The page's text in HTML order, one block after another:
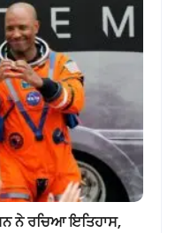
ਨੇ ਰਚਿਆ ਇਤਿਹਾਸ,